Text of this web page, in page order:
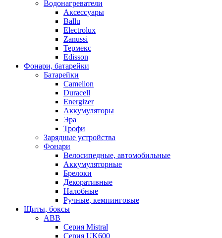
Водонагреватели
Аксессуары
Ballu
Electrolux
Zanussi
Термекс
Edisson
Фонари, батарейки
Батарейки
Camelion
Duracell
Energizer
Аккумуляторы
Эра
Трофи
Зарядные устройства
Фонари
Велосипедные, автомобильные
Аккумуляторные
Брелоки
Декоративные
Налобные
Ручные, кемпинговые
Щиты, боксы
ABB
Серия Mistral
Серия UK600